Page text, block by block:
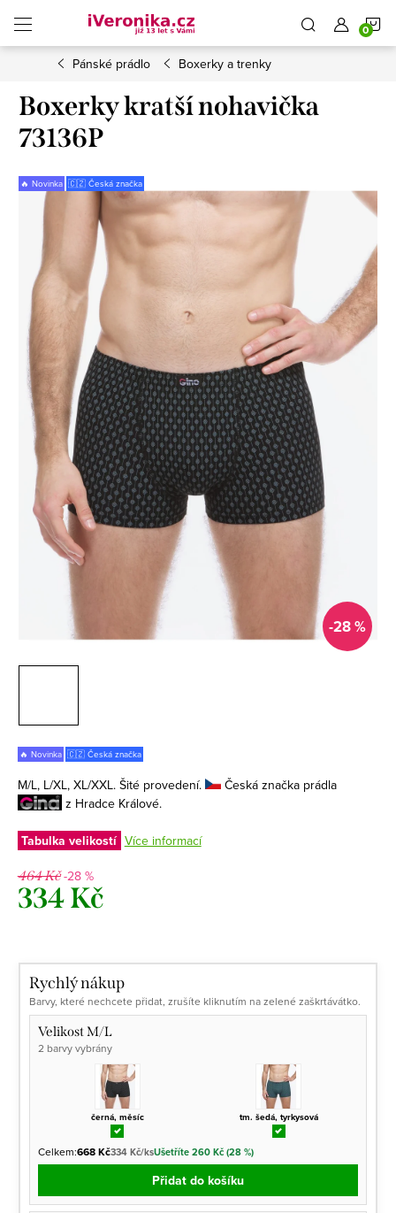
obsah
Pánské prádlo Boxerky a trenky
Boxerky kratší nohavička
73136P
🔥 Novinka 🇨🇿 Česká značka
-28 %
🔥 Novinka 🇨🇿 Česká značka
M/L, L/XL, XL/XXL. Šité provedení.
Česká značka prádla
z Hradce Králové.
Tabulka velikostí Více informací
464 Kč-28 %
334 Kč
Rychlý nákup
Barvy, které nechcete přidat, zrušíte kliknutím na zelené zaškrtávátko.
Velikost M/L
2 barvy vybrány
černá, měsíc tm. šedá, tyrkysová
Celkem:668 Kč334 Kč/ksUšetříte 260 Kč (28 %)
Přidat do košíku